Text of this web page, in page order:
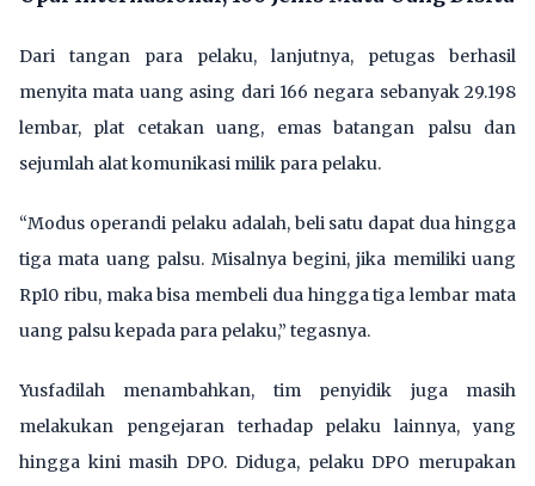
Dari tangan para pelaku, lanjutnya, petugas berhasil
menyita mata uang asing dari 166 negara sebanyak 29.198
lembar, plat cetakan uang, emas batangan palsu dan
sejumlah alat komunikasi milik para pelaku.
“Modus operandi pelaku adalah, beli satu dapat dua hingga
tiga mata uang palsu. Misalnya begini, jika memiliki uang
Rp10 ribu, maka bisa membeli dua hingga tiga lembar mata
uang palsu kepada para pelaku,” tegasnya.
Yusfadilah menambahkan, tim penyidik juga masih
melakukan pengejaran terhadap pelaku lainnya, yang
hingga kini masih DPO. Diduga, pelaku DPO merupakan